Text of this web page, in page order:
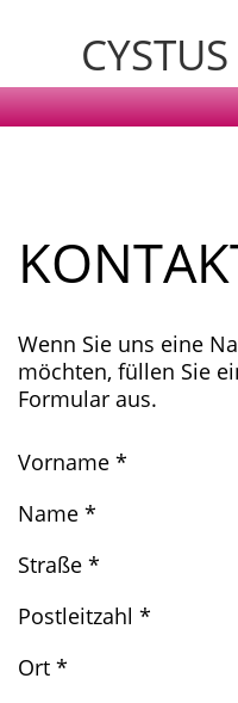
Wenn Sie uns eine
möchten, füllen Sie
Formular aus.
Vorname *
Name *
Straße *
Postleitzahl *
Ort *